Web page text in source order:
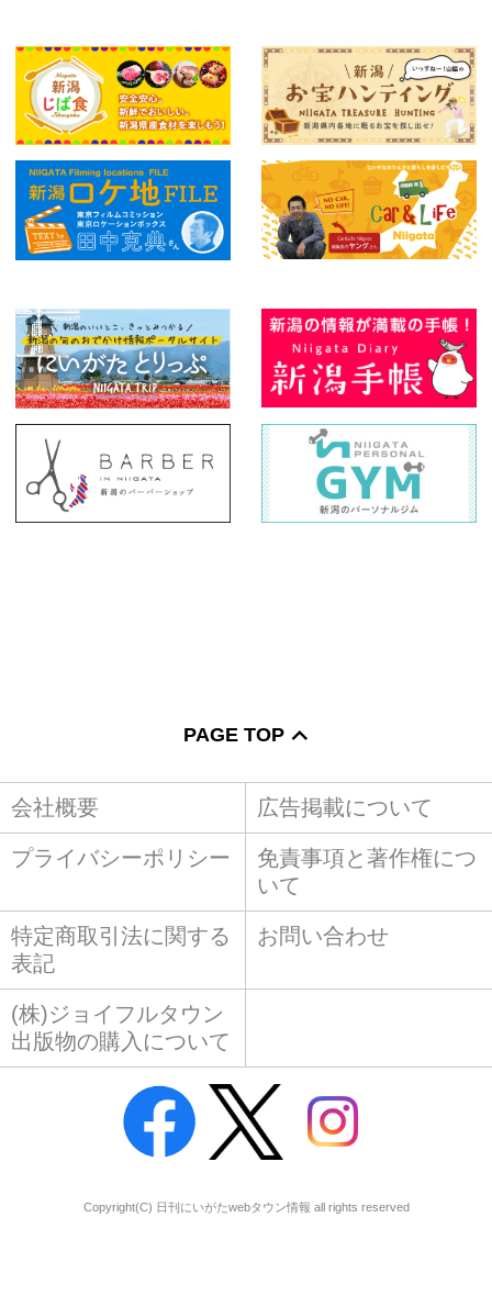
PAGE TOP
会社概要 広告掲載について
プライバシーポリシー
免責事項と著作権につ
いて
特定商取引法に関する
表記
お問い合わせ
(株)ジョイフルタウン
出版物の購入について
Copyright(C) 日刊にいがたwebタウン情報 all rights reserved